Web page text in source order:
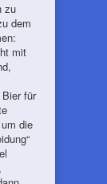
zu
dem
mit
für
die